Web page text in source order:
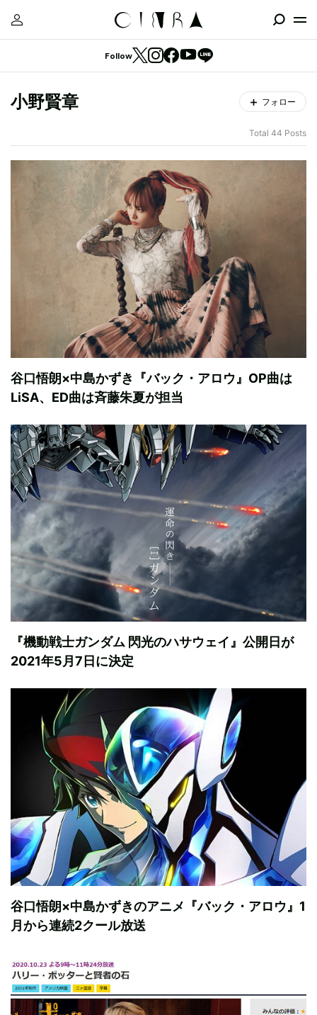
Follow
小野賢章 フォロー
Total 44 Posts
谷口悟朗×中島かずき『バック・アロウ』OP曲は
LiSA、ED曲は斉藤朱夏が担当
『機動戦士ガンダム 閃光のハサウェイ』公開日が
2021年5月7日に決定
谷口悟朗×中島かずきのアニメ『バック・アロウ』1
月から連続2クール放送